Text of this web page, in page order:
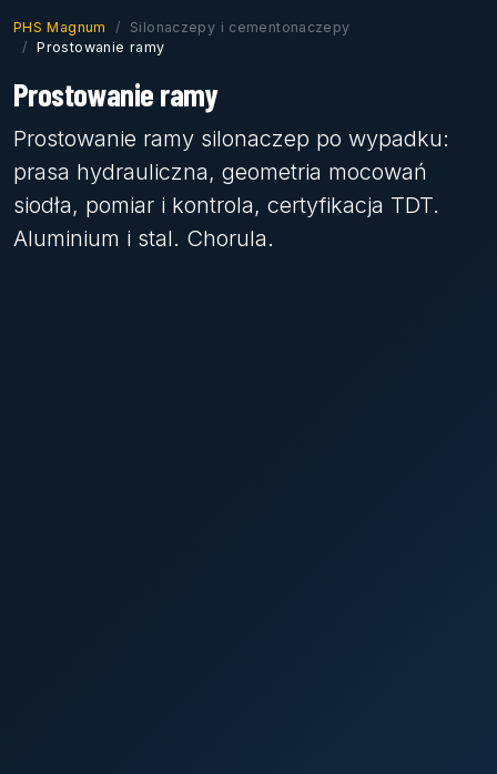
PHS Magnum
Silonaczepy i cementonaczepy
Prostowanie ramy
Prostowanie ramy
Prostowanie ramy silonaczep po wypadku:
prasa hydrauliczna, geometria mocowań
siodła, pomiar i kontrola, certyfikacja TDT.
Aluminium i stal. Chorula.